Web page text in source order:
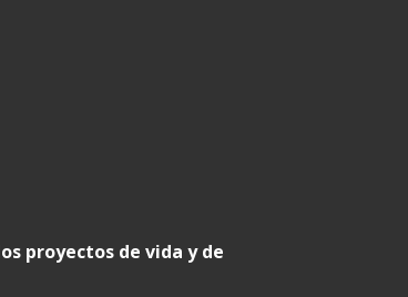
proyectos de vida y de